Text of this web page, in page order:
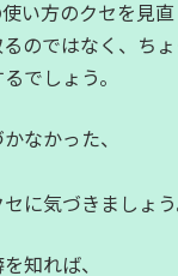
い方のクセを見
のではなく、ち
でしょう。
なかった、
に気づきましょう
知れば、